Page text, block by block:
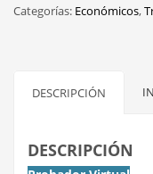
53MM
Categorías: Económicos,
DESCRIPCIÓN
DESCRIPCIÓN